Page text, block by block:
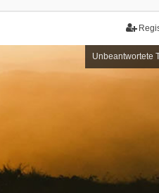
Unbeantwortete